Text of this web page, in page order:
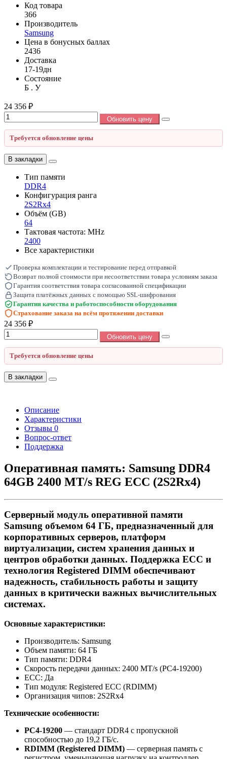
Код товара
366
Производитель
Samsung
Цена в бонусных баллах
2436
Доставка
17-19дн
Состояние
Б . У
24 356 ₽
Обновить цену
Требуется обновление цены
В закладки
Тип памяти
DDR4
Конфигурация ранга
2S2Rx4
Объём (GB)
64
Тактовая частота: MHz
2400
Все характеристики
Проверка комплектации и тестирование перед отправкой
Возврат полной стоимости при несоответствии товара условиям заказа
Гарантия соответствия товара согласованной спецификации
Защита платёжных данных с помощью SSL-шифрования
Гарантия качества и работоспособности оборудования
Страхование заказа на всём протяжении доставки
24 356 ₽
Обновить цену
Требуется обновление цены
В закладки
Описание
Характеристики
Отзывы 0
Вопрос-ответ
Поддержка
Оперативная память: Samsung DDR4
64GB 2400 MT/s REG ECC (2S2Rx4)
Серверный модуль оперативной памяти
Samsung объемом 64 ГБ, предназначенный для
корпоративных серверов, платформ
виртуализации, систем хранения данных и
центров обработки данных. Поддержка ECC и
технология Registered DIMM обеспечивают
надежность, стабильность работы и защиту
данных в критически важных вычислительных
системах.
Основные характеристики:
Производитель: Samsung
Объем памяти: 64 ГБ
Тип памяти: DDR4
Скорость передачи данных: 2400 MT/s (PC4-19200)
ECC: Да
Тип модуля: Registered ECC (RDIMM)
Организация чипов: 2S2Rx4
Технические особенности:
PC4-19200 — стандарт DDR4 с пропускной
способностью до 19,2 ГБ/с.
RDIMM (Registered DIMM) — серверная память с